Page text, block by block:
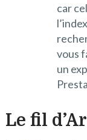
car
vous
un
Le fil